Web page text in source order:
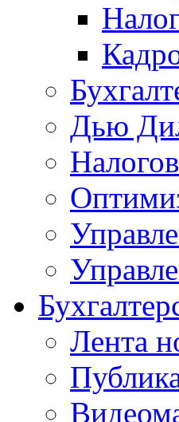
Дью
Лента